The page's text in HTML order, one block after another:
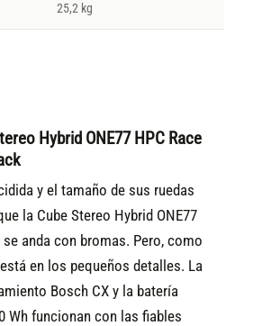
25,2 kg
Hybrid ONE77 HPC Race
y el tamaño de sus ruedas
la Cube Stereo Hybrid ONE77
se anda con bromas. Pero, como
en los pequeños detalles. La
Bosch CX y la batería
Wh funcionan con las fiables